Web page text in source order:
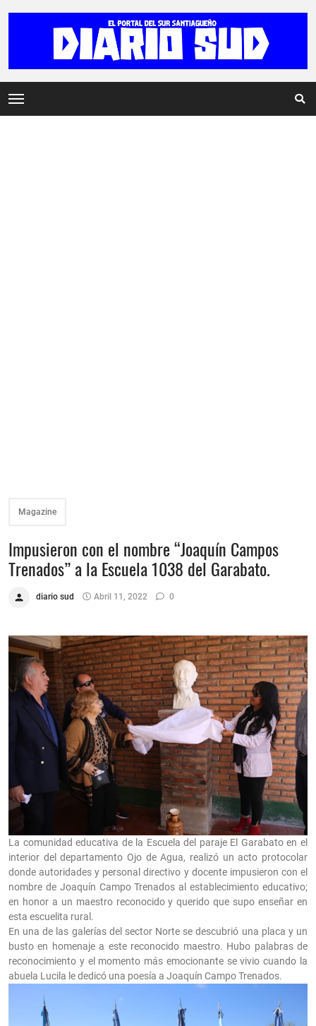
Magazine
Impusieron con el nombre “Joaquín Campos
Trenados” a la Escuela 1038 del Garabato.
diario sud Abril 11, 2022 0
La comunidad educativa de la Escuela del paraje El Garabato en el
interior del departamento Ojo de Agua, realizó un acto protocolar
donde autoridades y personal directivo y docente impusieron con el
nombre de Joaquín Campo Trenados al establecimiento educativo;
en honor a un maestro reconocido y querido que supo enseñar en
esta escuelita rural.
En una de las galerías del sector Norte se descubrió una placa y un
busto en homenaje a este reconocido maestro. Hubo palabras de
reconocimiento y el momento más emocionante se vivio cuando la
abuela Lucila le dedicó una poesía a Joaquín Campo Trenados.